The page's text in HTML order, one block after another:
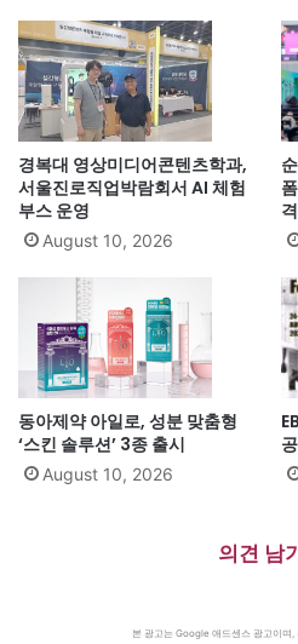
경복대 영상미디어콘텐츠학과,
서울진로직업박람회서 AI 체험
부스 운영
August 10, 2026
동아제약 아일로, 성분 맞춤형
‘스킨 솔루션’ 3종 출시
August 10, 2026
의견 남
본 광고는 Google 애드센스 광고이며,